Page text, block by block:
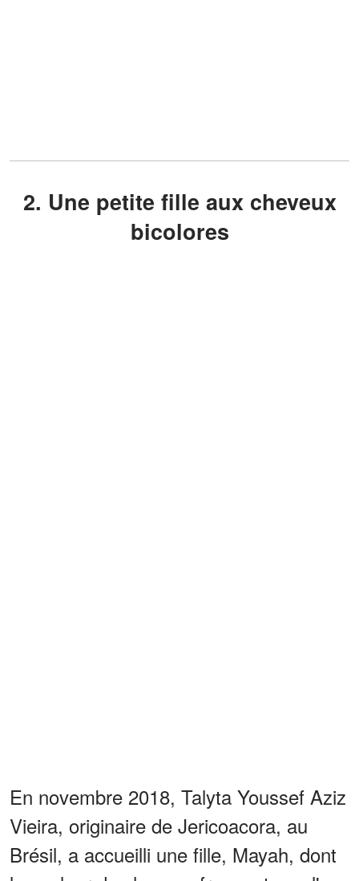
2. Une petite fille aux cheveux
bicolores
En novembre 2018, Talyta Youssef Aziz
Vieira, originaire de Jericoacora, au
Brésil, a accueilli une fille, Mayah, dont